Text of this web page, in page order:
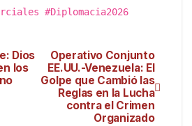
#Diplomacia2026
Operativo Conjunto
EE.UU.-Venezuela: El
Golpe que Cambió las
Reglas en la Lucha
contra el Crimen
Organizado
Dios
los